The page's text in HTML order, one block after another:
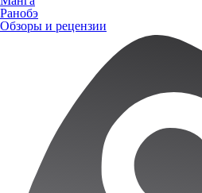
Ранобэ
Обзоры и рецензии